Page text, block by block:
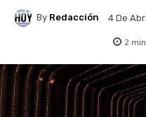
By Redacción 4 De
2 min.